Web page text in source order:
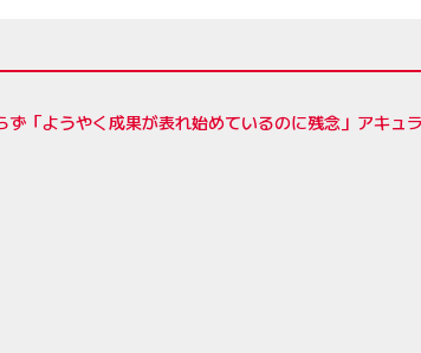
ず「ようやく成果が表れ始めているのに残念」アキュ